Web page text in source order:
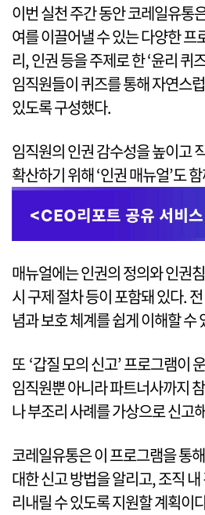
이번 실천 주간 동안 코레일유통
여를 이끌어낼 수 있는 다양한
리, 인권 등을 주제로 한 ‘윤리 퀴
임직원들이 퀴즈를 통해 자연스
있도록 구성했다.
임직원의 인권 감수성을 높이고
확산하기 위해 ‘인권 매뉴얼’도
매뉴얼에는 인권의 정의와 인권
시 구제 절차 등이 포함돼 있다.
념과 보호 체계를 쉽게 이해할 수
또 ‘갑질 모의 신고’ 프로그램이
임직원뿐 아니라 파트너사까지
나 부조리 사례를 가상으로 신고
코레일유통은 이 프로그램을 통
대한 신고 방법을 알리고, 조직
리내릴 수 있도록 지원할 계획이